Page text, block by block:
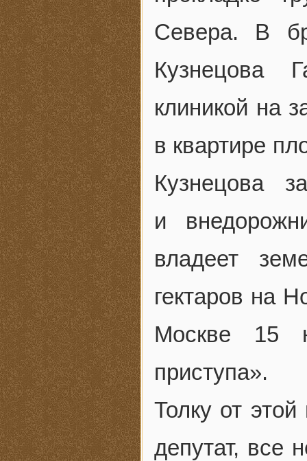
Севера. В
Кузнецова
клиникой на
в квартире
Кузнецова
и
владеет
гектаров на
Москве 15
приступа».
Толку от
депутат, все